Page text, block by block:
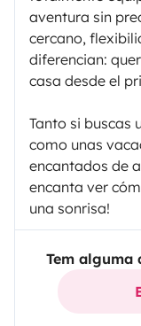
aventura sin
cercano,
diferencian:
casa desde el
Tanto si buscas
como unas
encantados de
encanta ver
una sonrisa!
Tem alguma